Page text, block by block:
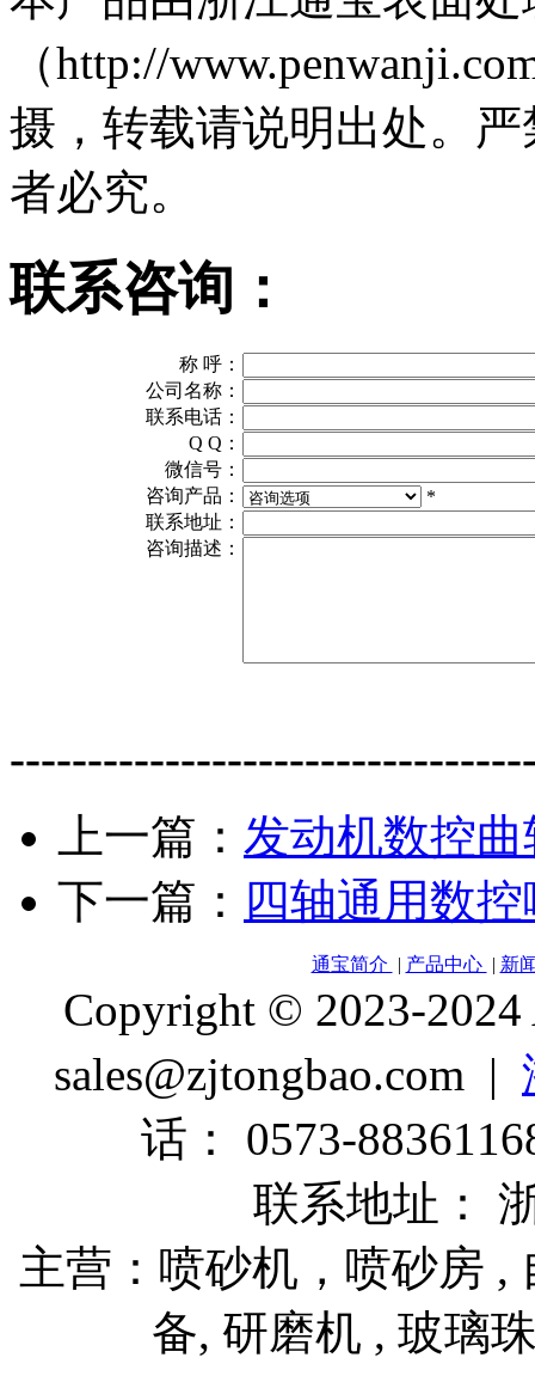
（http://
摄，转载请说明出处。
者必究。
联系咨询：
称 呼：
公司名称：
联系电话：
Q Q：
微信号：
咨询产品：
*
联系地址：
咨询描述：
上一篇： 发动机数控
下一篇： 四轴通用数
通宝简介 | 产品中心 | 新
Copyright © 2023-
sales@zjtongbao.com |
话： 0573-
联系地址：
主营：喷砂机，喷砂房 ,
备, 研磨机 , 玻璃